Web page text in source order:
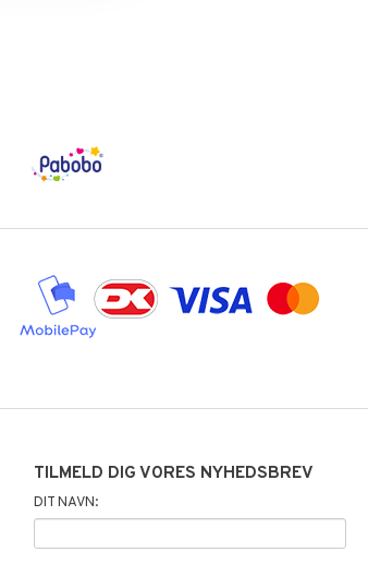
TILMELD DIG VORES NYHEDSBREV
DIT NAVN: